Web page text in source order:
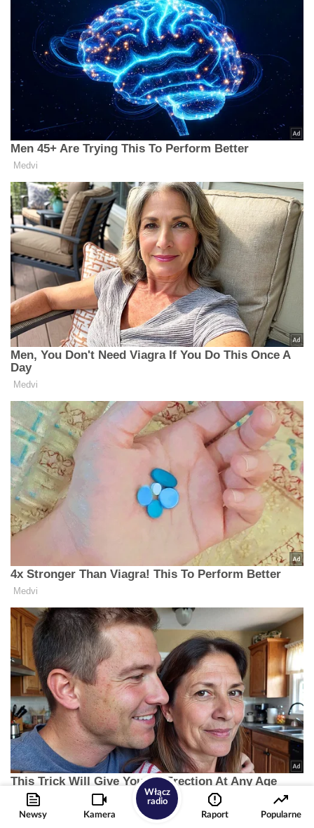
Newsy Kamera
Włącz
radio
Raport
Popularne